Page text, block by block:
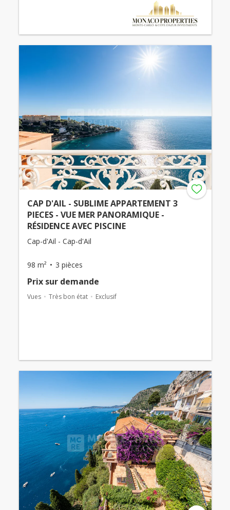
CAP D'AIL - SUBLIME APPARTEMENT 3
PIECES - VUE MER PANORAMIQUE -
RÉSIDENCE AVEC PISCINE
Cap-d'Ail - Cap-d'Ail
98 m² 3 pièces
Prix ​​sur demande
Vues Très bon état Exclusif